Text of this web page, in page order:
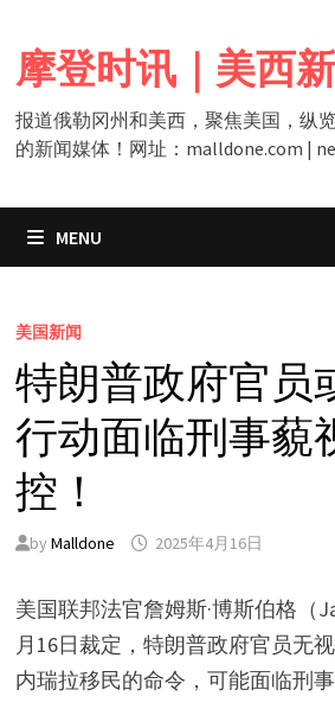
content
摩登时讯｜美西
报道俄勒冈州和美西，聚焦美国，纵
的新闻媒体！网址：malldone.com |
MENU
美国新闻
特朗普政府官员
行动面临刑事藐
控！
by Malldone 2025年4月16日
美国联邦法官詹姆斯·博斯伯格（
月16日裁定，特朗普政府官员无
内瑞拉移民的命令，可能面临刑事